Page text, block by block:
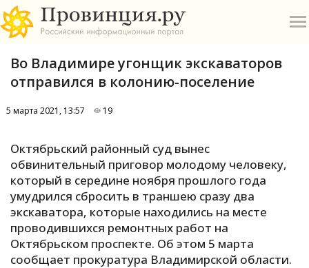
А
Б
В
П
Во Владимире угонщик экскаваторов
отправился в колонию-поселение
5 марта 2021, 13:57 19
Октябрьский районный суд вынес
обвинительный приговор молодому человеку,
который в середине ноября прошлого года
умудрился сбросить в траншею сразу два
экскаватора, которые находились на месте
проводившихся ремонтных работ на
Октябрьском проспекте. Об этом 5 марта
сообщает прокуратура Владимирской области.